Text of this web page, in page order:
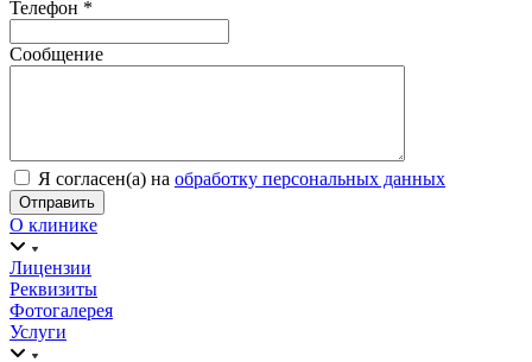
Телефон *
Сообщение
Я согласен(а) на обработку персональных данных
О клинике
Лицензии
Реквизиты
Фотогалерея
Услуги